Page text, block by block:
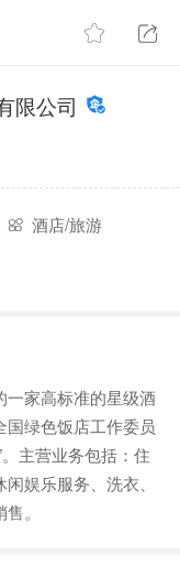
限公司
酒店/旅游
一家高标准的星级酒
国绿色饭店工作委员
主营业务包括：住
娱乐服务、洗衣、
。